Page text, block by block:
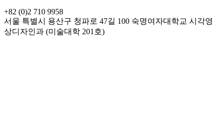
+82 (0)2 710 9958
서울 특별시 용산구 청파로 47길 100 숙명여자대학교 시각영
상디자인과 (미술대학 201호)